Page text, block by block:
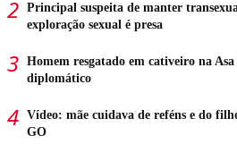
Principal suspeita de manter
exploração sexual é presa
Homem resgatado em cativeiro na
diplomático
Vídeo: mãe cuidava de reféns e do
GO